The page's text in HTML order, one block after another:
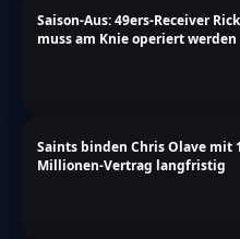
Saison-Aus: 49ers-Receiver
muss am Knie operiert werden
Saints binden Chris Olave mit
Millionen-Vertrag langfristig